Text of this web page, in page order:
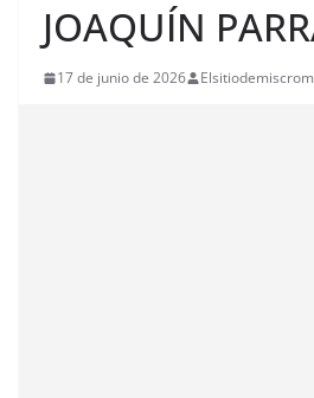
JOAQUÍN
17 de junio de 2026